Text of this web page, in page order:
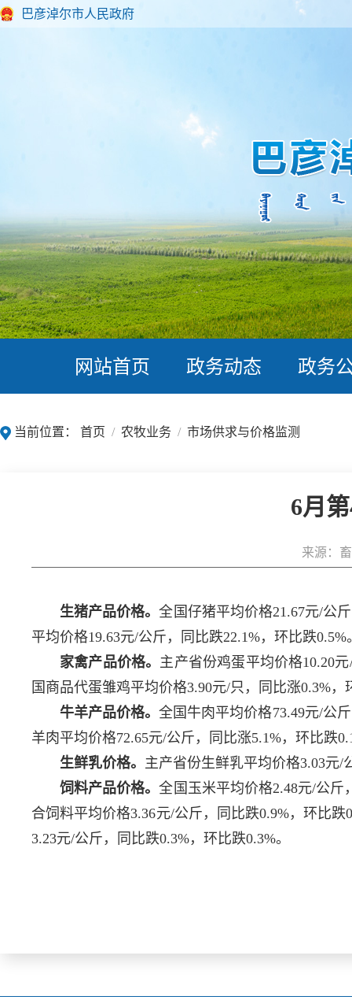
巴彦淖尔市人民政府
网站首页 政务动态 政务
当前位置： 首页 / 农牧业务 / 市场供求与价格监测
6月
来源：
生猪产品价格。全国仔猪平均价格21.67元/公
平均价格19.63元/公斤，同比跌22.1%，环比跌0.5%
家禽产品价格。 主产省份鸡蛋平均价格10.20
国商品代蛋雏鸡平均价格3.90元/只，同比涨0.3%
牛羊产品价格。全国牛肉平均价格73.49元/公
羊肉平均价格72.65元/公斤，同比涨5.1%，环比跌
生鲜乳价格。 主产省份生鲜乳平均价格3.03元/
饲料产品价格。全国玉米平均价格2.48元/公斤
合饲料平均价格3.36元/公斤，同比跌0.9%，环比
3.23元/公斤，同比跌0.3%，环比跌0.3%。